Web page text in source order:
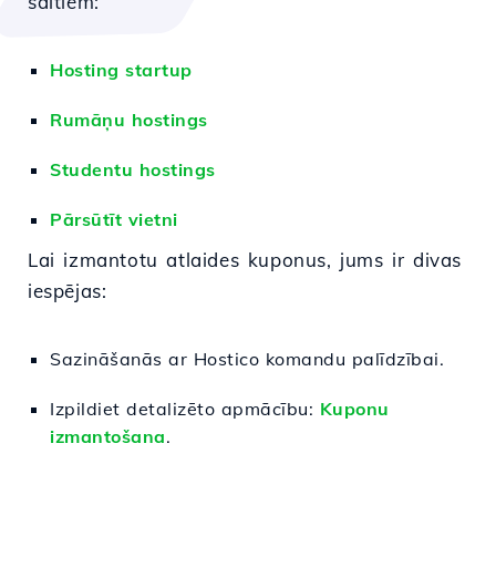
Hosting startup
Rumāņu hostings
Studentu hostings
Pārsūtīt vietni
Lai izmantotu atlaides kuponus, jums ir divas
iespējas:
Sazināšanās ar Hostico komandu palīdzībai.
Izpildiet detalizēto apmācību: Kuponu
izmantošana.